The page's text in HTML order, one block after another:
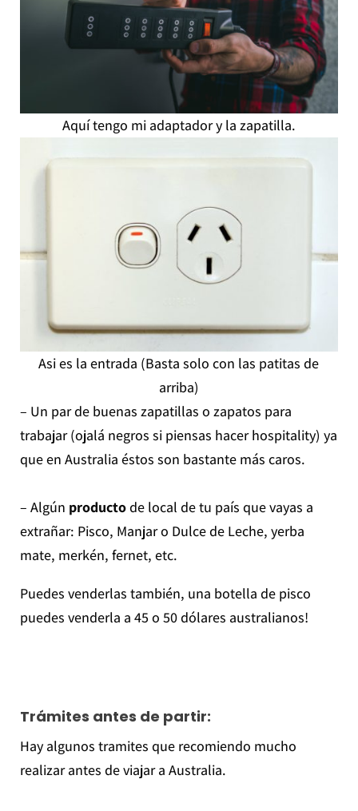
Aquí tengo mi adaptador y la zapatilla.
Asi es la entrada (Basta solo con las patitas de
arriba)
– Un par de buenas zapatillas o zapatos para
trabajar (ojalá negros si piensas hacer hospitality) ya
que en Australia éstos son bastante más caros.
– Algún productode local de tu país que vayas a
extrañar: Pisco, Manjar o Dulce de Leche, yerba
mate, merkén, fernet, etc.
Puedes venderlas también, una botella de pisco
puedes venderla a 45 o 50 dólares australianos!
Trámites antes de partir:
Hay algunos tramites que recomiendo mucho
realizar antes de viajar a Australia.